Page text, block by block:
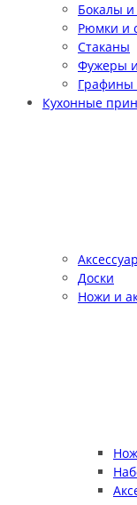
Бокалы
Рюмки и
Стаканы
Фужеры
Графины
Кухонные
Доски
Ножи и